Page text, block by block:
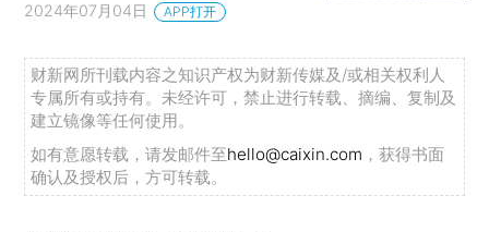
2024年07月04日 APP打开
财新网所刊载内容之知识产权为财新传媒及/或相关权利人
专属所有或持有。未经许可，禁止进行转载、摘编、复制及
建立镜像等任何使用。
如有意愿转载，请发邮件至hello@caixin.com ，获得书面
确认及授权后，方可转载。